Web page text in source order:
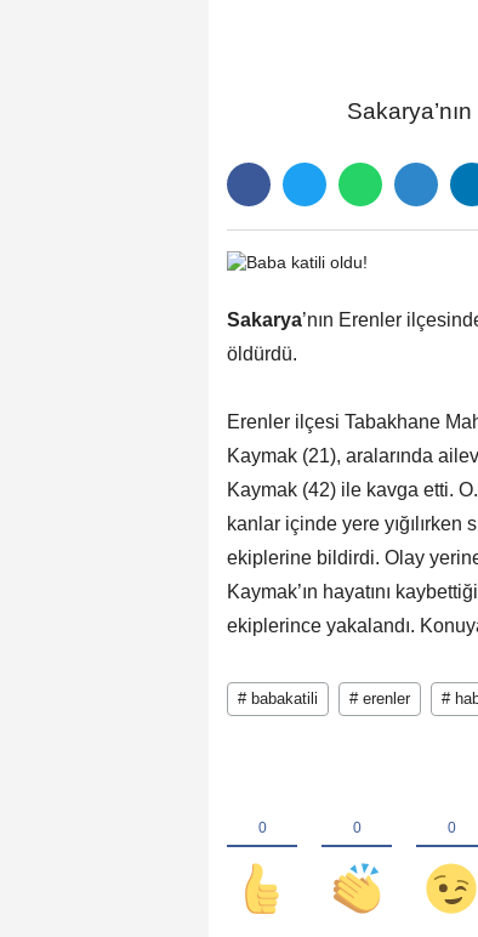
Sakarya’nın Erenler
öldürdü.
Erenler ilçesi Tabakhane
Kaymak (21), aralarında
Kaymak (42) ile kavga etti.
kanlar içinde yere
ekiplerine bildirdi. Olay
Kaymak’ın hayatını
ekiplerince yakalandı.
# babakatili # erenler #